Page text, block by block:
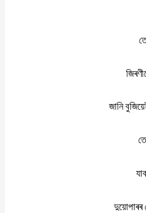
জানি
দুয়োপাৰৰ